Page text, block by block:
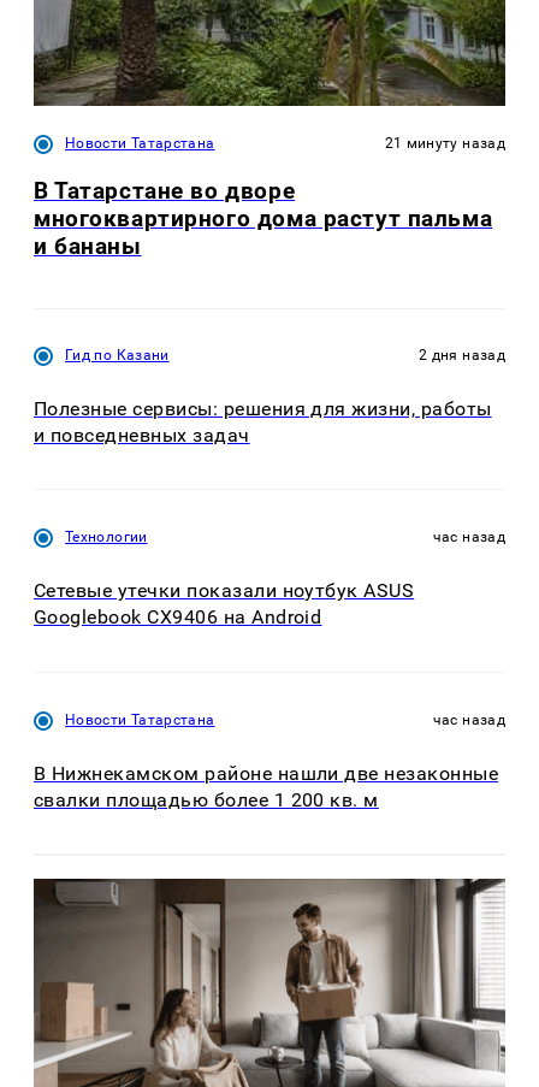
Новости Татарстана 21 минуту назад
В Татарстане во дворе
многоквартирного дома растут пальма
и бананы
Гид по Казани 2 дня назад
Полезные сервисы: решения для жизни, работы
и повседневных задач
Технологии час назад
Сетевые утечки показали ноутбук ASUS
Googlebook CX9406 на Android
Новости Татарстана час назад
В Нижнекамском районе нашли две незаконные
свалки площадью более 1 200 кв. м